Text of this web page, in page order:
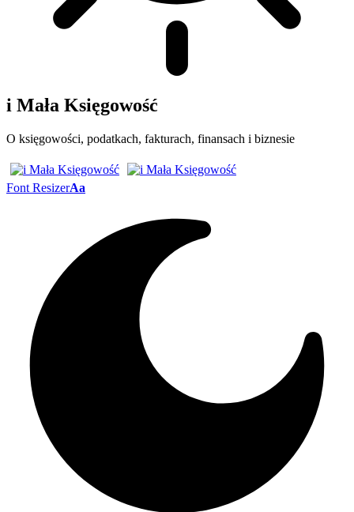
i Mała Księgowość
O księgowości, podatkach, fakturach, finansach i biznesie
Font ResizerAa